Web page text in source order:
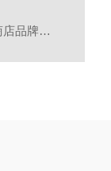
时尚控股团委赴京能集团开展青年商店品牌展卖活动